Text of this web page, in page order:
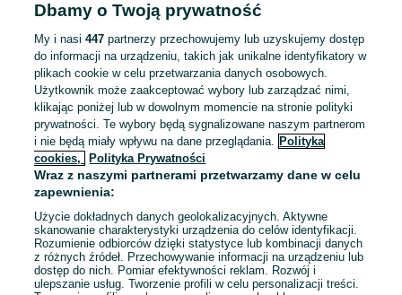
ZACISK HAMULCA meritor
elsa 2 LRT545 prawy
600 zł
Chorzelów
Odświeżono dnia 07 sierpnia 2026
SPRĘŻARKA POWIETRZA
scania LK4951 2 cylindry
Chorzelów
Odświeżono dnia 07 sierpnia 2026
Dbamy o Twoją prywatność
My i nasi447 partnerzy przechowujemy lub uzyskujemy dostęp
do informacji na urządzeniu, takich jak unikalne identyfikatory w
plikach cookie w celu przetwarzania danych osobowych.
Użytkownik może zaakceptować wybory lub zarządzać nimi,
klikając poniżej lub w dowolnym momencie na stronie polityki
prywatności. Te wybory będą sygnalizowane naszym partnerom
i nie będą miały wpływu na dane przeglądania. Polityka
cookies,
Polityka Prywatności
Wraz z naszymi partnerami przetwarzamy dane w celu
zapewnienia:
Użycie dokładnych danych geolokalizacyjnych. Aktywne
skanowanie charakterystyki urządzenia do celów identyfikacji.
Rozumienie odbiorców dzięki statystyce lub kombinacji danych
z różnych źródeł. Przechowywanie informacji na urządzeniu lub
dostęp do nich. Pomiar efektywności reklam. Rozwój i
ulepszanie usług. Tworzenie profili w celu personalizacji treści.